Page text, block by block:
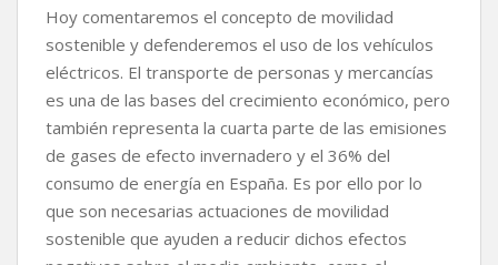
c
e
b
o
o
k
i
t
t
e
r
a
t
s
A
p
p
p
y
L
i
n
k
m
p
a
r
t
i
r
Hoy comentaremos el concepto de movilidad
sostenible y defenderemos el uso de los vehículos
eléctricos. El transporte de personas y mercancías
es una de las bases del crecimiento económico, pero
también representa la cuarta parte de las emisiones
de gases de efecto invernadero y el 36% del
consumo de energía en España. Es por ello por lo
que son necesarias actuaciones de movilidad
sostenible que ayuden a reducir dichos efectos